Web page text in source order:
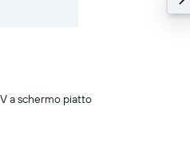
a schermo piatto